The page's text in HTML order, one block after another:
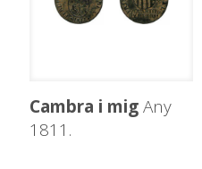
Cambra i migAny
1811.